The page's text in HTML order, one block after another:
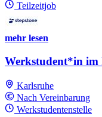
Teilzeitjob
mehr lesen
Werkstudent*in im
Karlsruhe
Nach Vereinbarung
Werkstudentenstelle